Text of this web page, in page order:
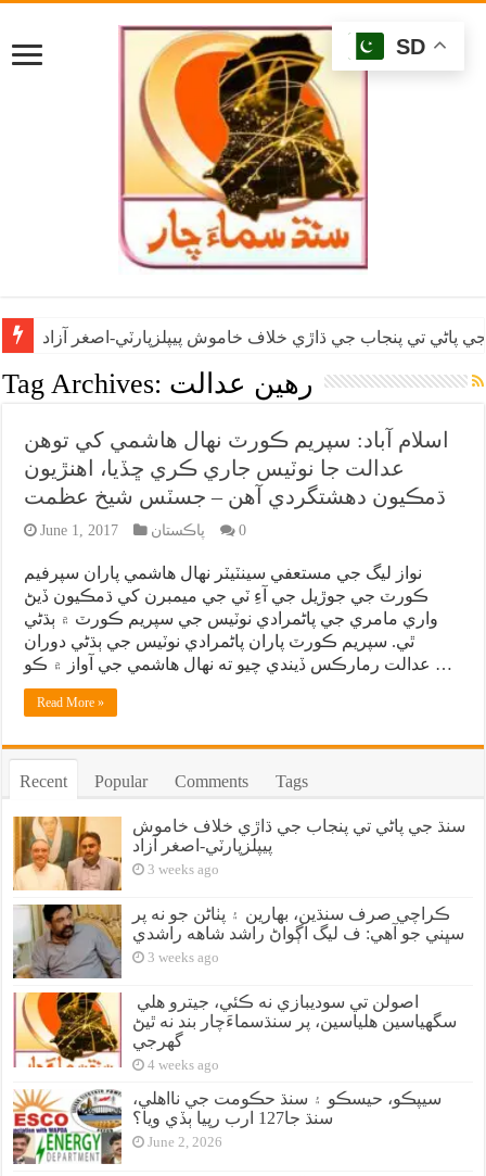
پاڻي تي پنجاب جي ڌاڙي خلاف خاموش پيپلزپارٽي-اصغر آزاد
Tag Archives: رهين عدالت
اسلام آباد: سپريم ڪورٽ نهال هاشمي کي توهن
عدالت جا نوٽيس جاري ڪري ڇڏيا، اهنڙيون
ڌمڪيون دهشتگردي آهن – جسٽس شيخ عظمت
June 1, 2017 پاڪستان 0
نواز ليگ جي مستعفي سينٽيٽر نهال هاشمي پاران سپرفيم
ڪورٽ جي جوڙيل جي آءِ ٽي جي ميمبرن کي ڌمڪيون ڏيڻ
واري مامري جي پاڻمرادي نوٽيس جي سپريم ڪورٽ ۾ ٻڌڻي
ٿي. سپريم ڪورٽ پاران پاڻمرادي نوٽيس جي ٻڌڻي دوران
عدالت رمارڪس ڏيندي چيو ته نهال هاشمي جي آواز ۾ ڪو …
Read More »
Recent Popular Comments Tags
سنڌ جي پاڻي تي پنجاب جي ڌاڙي خلاف خاموش
پيپلزپارٽي-اصغر آزاد
3 weeks ago
ڪراچي صرف سنڌين، بهارين ۽ پٺاڻن جو نه پر
سڀني جو آهي: ف ليگ اڳواڻ راشد شاهه راشدي
3 weeks ago
سگهياسين هلياسين، پر سنڌسماءَچار بند نه ٿيڻ
گهرجي
4 weeks ago
سيپڪو، حيسڪو ۽ سنڌ حڪومت جي نااهلي،
سنڌ جا127 ارب رپيا ٻڏي ويا؟
June 2, 2026
SD